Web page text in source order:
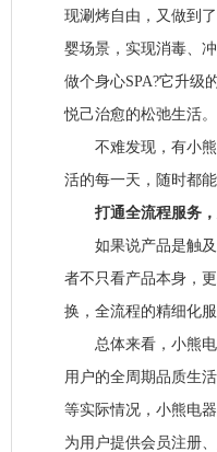
现涮烤自由，又做到
婴场景，实现消毒、
做个身心SPA?它升级
悦己治愈的松弛生活。
不难发现，有小熊
活的每一天，随时都
打通全流程服务，
如果说产品是触及
者不只看产品本身，
换，全流程的精细化
总体来看，小熊电
用户的全周期品质生
等实际情况，小熊电
为用户提供会员注册